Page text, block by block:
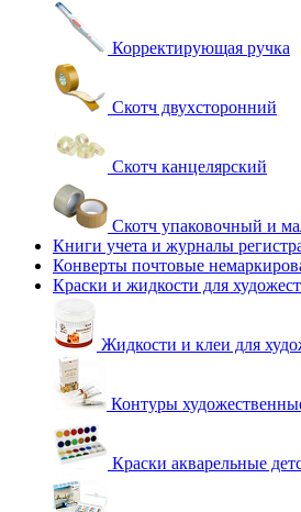
Корректирующая ручка
Скотч двухсторонний
Скотч канцелярский
Скотч упаковочный и
Книги учета и журналы
Конверты почтовые
Краски и жидкости для
Жидкости и клеи для
Контуры
Краски акварельные